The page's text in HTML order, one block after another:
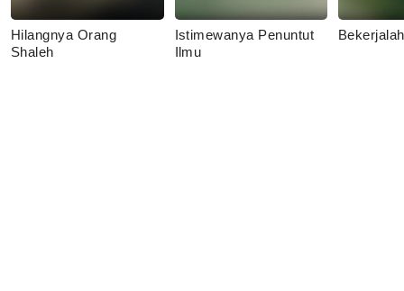
Hilangnya Orang
Shaleh
Istimewanya Penuntut
Ilmu
Bekerjalah